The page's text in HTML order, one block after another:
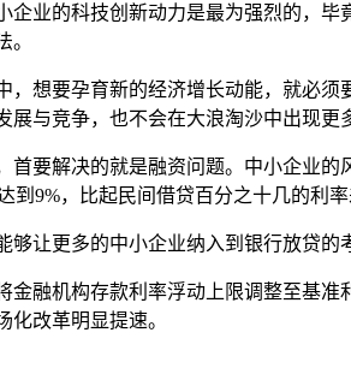
企业的科技创新动力是最为强烈的，
。
，想要孕育新的经济增长动能，就必
展与竞争，也不会在大浪淘沙中出现更
首要解决的就是融资问题。中小企业
到9%，比起民间借贷百分之十几的利
够让更多的中小企业纳入到银行放贷的
金融机构存款利率浮动上限调整至基
化改革明显提速。